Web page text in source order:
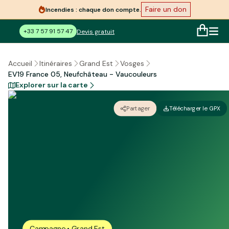
Incendies : chaque don compte. Faire un don
+33 7 57 91 57 47 Devis gratuit
Accueil Itinéraires Grand Est
Vosges
EV19 France 05, Neufchâteau - Vaucouleurs
Explorer sur la carte
Partager Télécharger le GPX